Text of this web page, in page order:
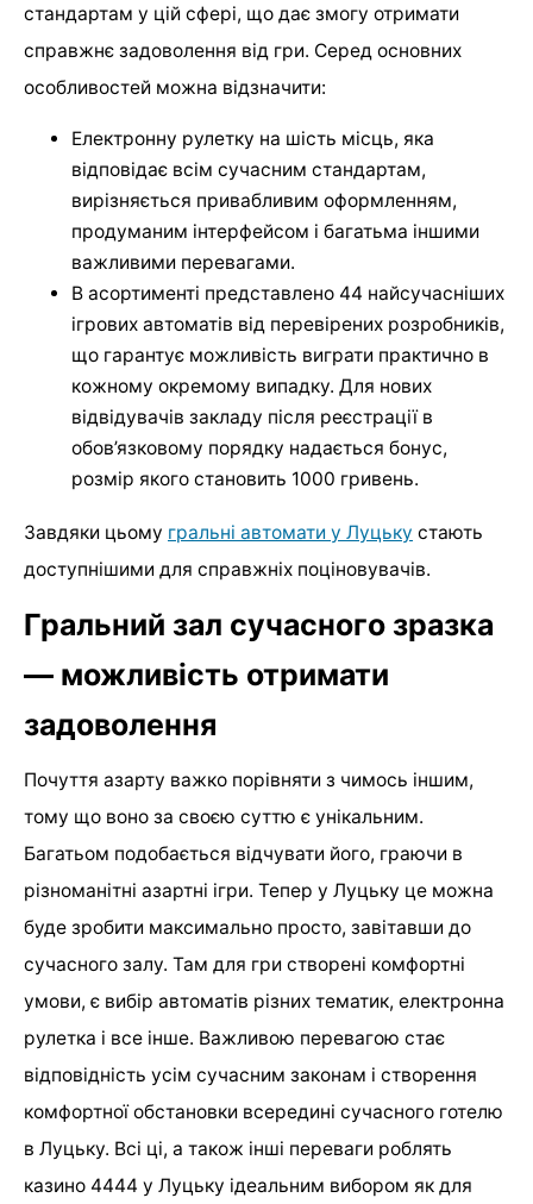
стандартам у цій сфері, що дає змогу отримати
справжнє задоволення від гри. Серед основних
особливостей можна відзначити:
Електронну рулетку на шість місць, яка
відповідає всім сучасним стандартам,
вирізняється привабливим оформленням,
продуманим інтерфейсом і багатьма іншими
важливими перевагами.
В асортименті представлено 44 найсучасніших
ігрових автоматів від перевірених розробників,
що гарантує можливість виграти практично в
кожному окремому випадку. Для нових
відвідувачів закладу після реєстрації в
обов’язковому порядку надається бонус,
розмір якого становить 1000 гривень.
Завдяки цьому гральні автомати у Луцьку стають
доступнішими для справжніх поціновувачів.
Гральний зал сучасного зразка
— можливість отримати
задоволення
Почуття азарту важко порівняти з чимось іншим,
тому що воно за своєю суттю є унікальним.
Багатьом подобається відчувати його, граючи в
різноманітні азартні ігри. Тепер у Луцьку це можна
буде зробити максимально просто, завітавши до
сучасного залу. Там для гри створені комфортні
умови, є вибір автоматів різних тематик, електронна
рулетка і все інше. Важливою перевагою стає
відповідність усім сучасним законам і створення
комфортної обстановки всередині сучасного готелю
в Луцьку. Всі ці, а також інші переваги роблять
казино 4444 у Луцьку ідеальним вибором як для